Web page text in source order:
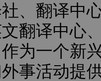
、翻译中
翻译中心
为一个新
事活动提